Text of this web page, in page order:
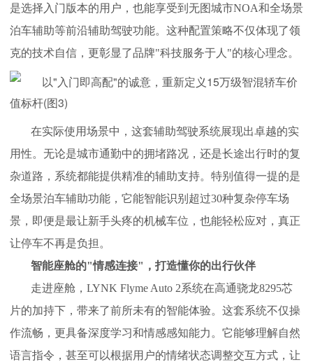
是选择入门版本的用户，也能享受到无图城市NOA和全场景
泊车辅助等前沿辅助驾驶功能。这种配置策略不仅体现了领
克的技术自信，更彰显了品牌"科技服务于人"的核心理念。
在实际使用场景中，这套辅助驾驶系统展现出卓越的实
用性。无论是城市通勤中的拥堵路况，还是长途出行时的复
杂道路，系统都能提供精准的辅助支持。特别值得一提的是
全场景泊车辅助功能，它能智能识别超过30种复杂停车场
景，即便是最让新手头疼的机械车位，也能轻松应对，真正
让停车不再是负担。
智能座舱的"情感连接"，打造懂你的出行伙伴
走进座舱，LYNK Flyme Auto 2系统在高通骁龙8295芯
片的加持下，带来了前所未有的智能体验。这套系统不仅操
作流畅，更具备深度学习和情感感知能力。它能够理解自然
语言指令，甚至可以根据用户的情绪状态调整交互方式，让